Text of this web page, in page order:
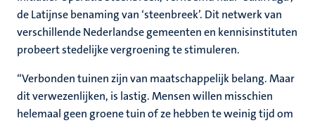
de Latijnse benaming van ‘steenbreek’. Dit netwerk van
verschillende Nederlandse gemeenten en kennisinstituten
probeert stedelijke vergroening te stimuleren.
“Verbonden tuinen zijn van maatschappelijk belang. Maar
dit verwezenlijken, is lastig. Mensen willen misschien
helemaal geen groene tuin of ze hebben te weinig tijd om